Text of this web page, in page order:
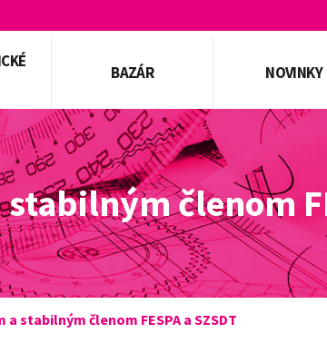
BAZÁR NOVINKY
členom
stabilným členom FESPA a SZSDT